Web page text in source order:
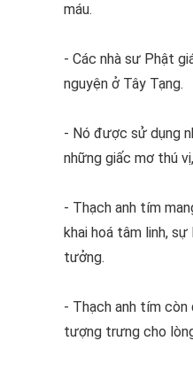
máu.
- Các nhà sư Phật
nguyện ở Tây Tạng.
- Nó được sử dụng
những giấc mơ thú
- Thạch anh tím
khai hoá tâm linh,
tưởng.
- Thạch anh tím còn
tượng trưng cho